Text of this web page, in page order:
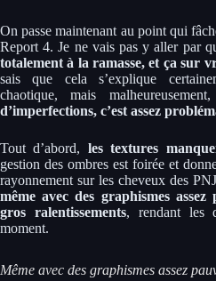
On passe maintenant au point qui
Report 4. Je ne vais pas y aller par
totalement à la ramasse, et ça sur
sais que cela s’explique
chaotique, mais
d’imperfections, c’est assez
Tout d’abord, les textures
gestion des ombres est foirée et
rayonnement sur les cheveux des
même avec des graphismes
gros ralentissements, rendant les
moment.
Même avec des graphismes assez